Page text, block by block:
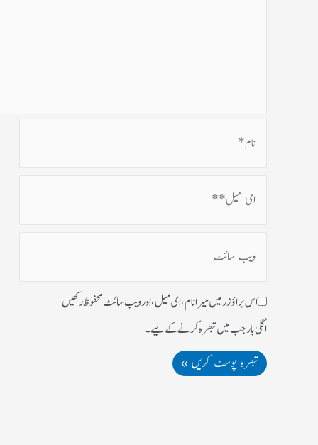
اس براؤزر میں میرا نام، ای میل، اور ویب سائٹ محفوظ رکھیں
اگلی بار جب میں تبصرہ کرنے کےلیے۔